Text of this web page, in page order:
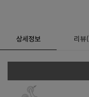
상세정보 리뷰(